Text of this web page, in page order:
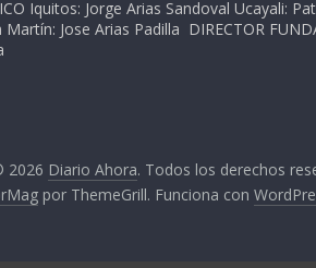
Iquitos: Jorge Arias Sandoval Ucayali:
Martín: Jose Arias Padilla DIRECTOR
2026 Diario Ahora. Todos los derechos
por ThemeGrill. Funciona con